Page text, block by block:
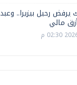
يرفض رحيل بيزيرا.. وعبد
مالي